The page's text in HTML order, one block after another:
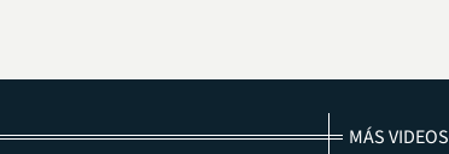
MÁS VIDEOS